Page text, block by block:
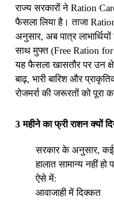
राज्य सरकारों ने Ration
फैसला लिया है। ताजा
अनुसार, अब पात्र
साथ मुफ्त (Free Ration for
यह फैसला खासतौर पर उन
बाढ़, भारी बारिश और
रोजमर्रा की जरूरतों को पूरा
3 महीने का फ्री राशन क्यों
सरकार के अनुसार, कई
हालात सामान्य नहीं हो
ऐसे में:
आवाजाही में दिक्कत